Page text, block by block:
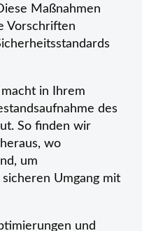
Maßnahmen
Vorschriften
in Ihrem
des
So finden wir
wo
um
Umgang mit
und